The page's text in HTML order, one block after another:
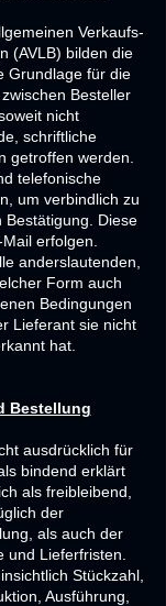
Verkaufs-
(AVLB) bilden die
Grundlage für die
Besteller
nicht
schriftliche
getroffen werden.
telefonische
um verbindlich zu
Bestätigung. Diese
erfolgen.
anderslautenden,
Form auch
Bedingungen
Lieferant sie nicht
hat.
Bestellung
ausdrücklich für
bindend erklärt
als freibleibend,
der
als auch der
und Lieferfristen.
Stückzahl,
Ausführung,